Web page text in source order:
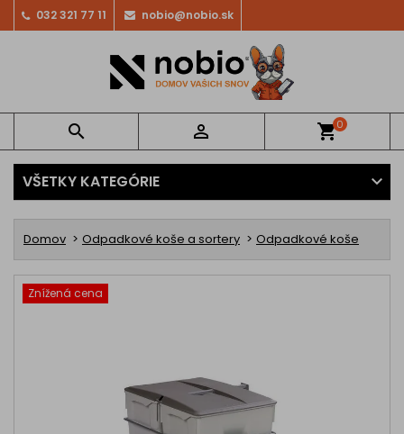
032 321 77 11 nobio@nobio.sk
  shopping_cart0
VŠETKY KATEGÓRIE
Domov Odpadkové koše a sortery Odpadkové koše
Znížená cena